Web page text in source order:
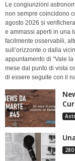
Le congiunzioni
non sempre coincidono
agosto 2026 si
e ammassi aperti in una
facilmente osservabili,
sull’orizzonte o dalla
appuntamento di “Vale
mese dal punto di vista
di essere seguite con il
280